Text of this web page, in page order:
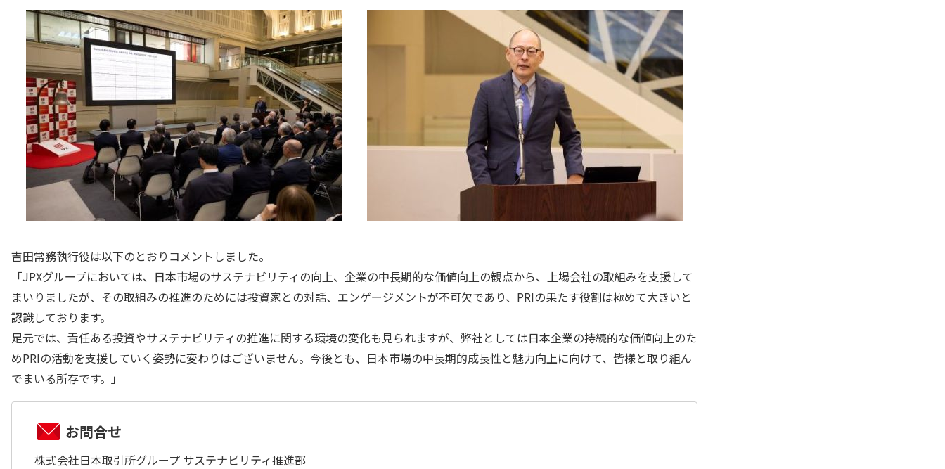
吉田常務執行役は以下のとおりコメントしました。
「JPXグループにおいては、日本市場のサステナビリティの向上、企業の中長期的な価値向上の観点から、上場会社の取組みを支援して
まいりましたが、その取組みの推進のためには投資家との対話、エンゲージメントが不可欠であり、PRIの果たす役割は極めて大きいと
認識しております。
足元では、責任ある投資やサステナビリティの推進に関する環境の変化も見られますが、弊社としては日本企業の持続的な価値向上のた
めPRIの活動を支援していく姿勢に変わりはございません。今後とも、日本市場の中長期的成長性と魅力向上に向けて、皆様と取り組ん
でまいる所存です。」
お問合せ
株式会社日本取引所グループ サステナビリティ推進部